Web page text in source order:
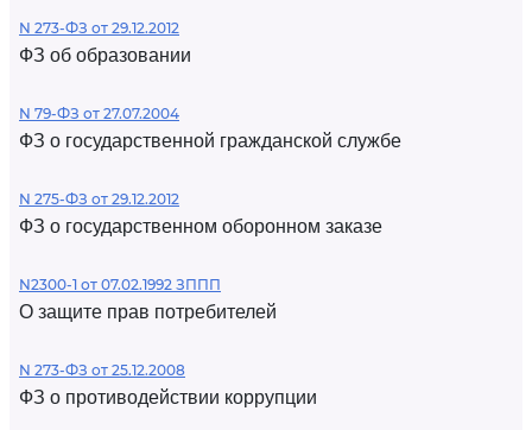
N 273-ФЗ от 29.12.2012
ФЗ об образовании
N 79-ФЗ от 27.07.2004
ФЗ о государственной гражданской службе
N 275-ФЗ от 29.12.2012
ФЗ о государственном оборонном заказе
N2300-1 от 07.02.1992 ЗППП
О защите прав потребителей
N 273-ФЗ от 25.12.2008
ФЗ о противодействии коррупции